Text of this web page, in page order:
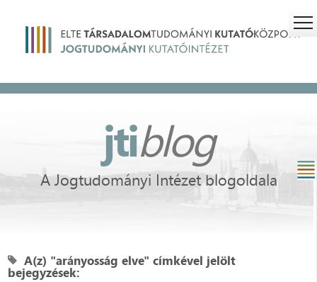
jtiblog
A Jogtudományi Intézet blogoldala
A(z) "arányosság elve" címkével jelölt
bejegyzések: